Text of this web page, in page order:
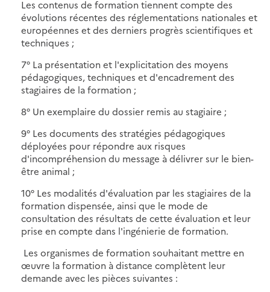
Les contenus de formation tiennent compte des
évolutions récentes des réglementations nationales et
européennes et des derniers progrès scientifiques et
techniques ;
7° La présentation et l'explicitation des moyens
pédagogiques, techniques et d'encadrement des
stagiaires de la formation ;
8° Un exemplaire du dossier remis au stagiaire ;
9° Les documents des stratégies pédagogiques
déployées pour répondre aux risques
d'incompréhension du message à délivrer sur le bien-
être animal ;
10° Les modalités d'évaluation par les stagiaires de la
formation dispensée, ainsi que le mode de
consultation des résultats de cette évaluation et leur
prise en compte dans l'ingénierie de formation.
Les organismes de formation souhaitant mettre en
œuvre la formation à distance complètent leur
demande avec les pièces suivantes :